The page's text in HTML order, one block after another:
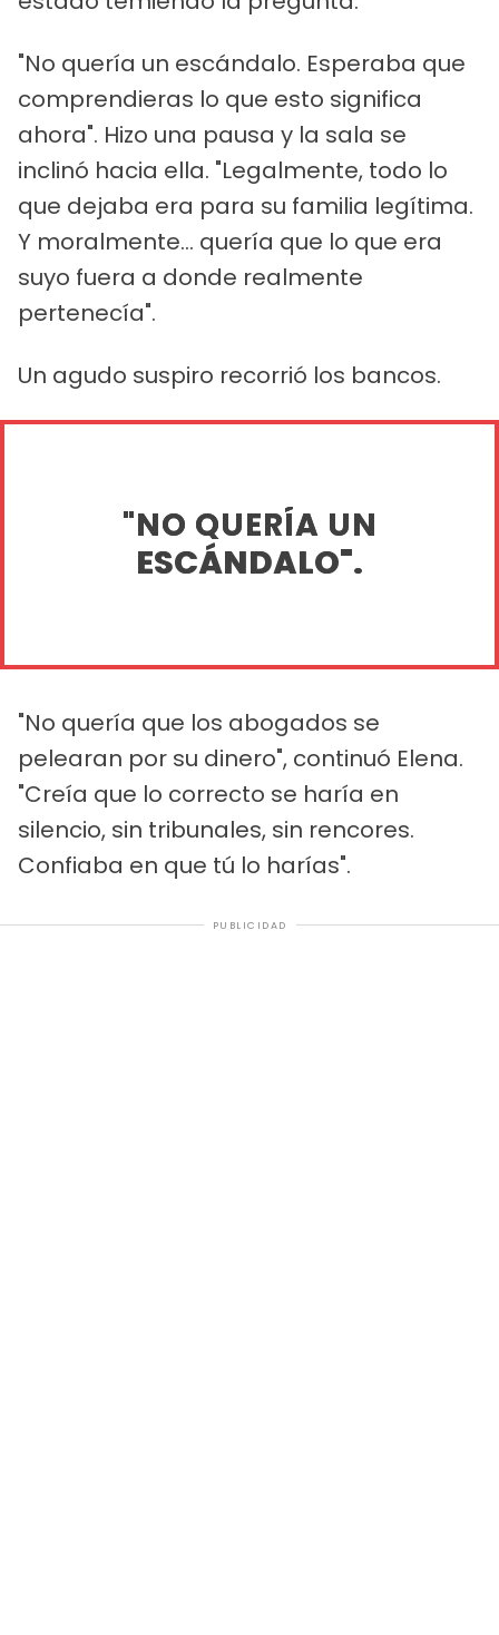
"No quería un escándalo. Esperaba que
comprendieras lo que esto significa
ahora". Hizo una pausa y la sala se
inclinó hacia ella. "Legalmente, todo lo
que dejaba era para su familia legítima.
Y moralmente... quería que lo que era
suyo fuera a donde realmente
pertenecía".
Un agudo suspiro recorrió los bancos.
"NO QUERÍA UN
ESCÁNDALO".
"No quería que los abogados se
pelearan por su dinero", continuó Elena.
"Creía que lo correcto se haría en
silencio, sin tribunales, sin rencores.
Confiaba en que tú lo harías".
PUBLICIDAD